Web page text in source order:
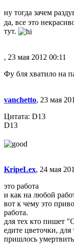
ну тогда зачем
да, все это
тут.
, 23 мая 2012 00:11
Фу бля хватило на
vanchetto, 23 мая
Цитата: D13
D13
KripeLex, 24 мая
это работа
и как на любой
вот к чему это
работа.
для тех кто
едите цветочки,
пришлось